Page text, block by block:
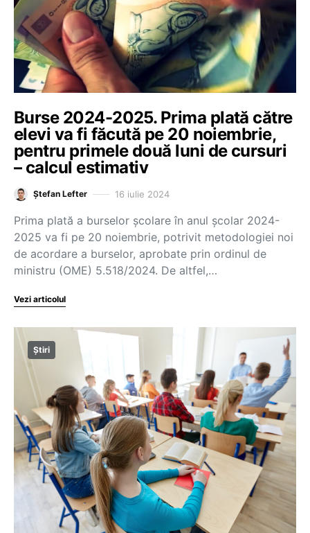
Burse 2024-2025. Prima plată către
elevi va fi făcută pe 20 noiembrie,
pentru primele două luni de cursuri
– calcul estimativ
Ștefan Lefter 16 iulie 2024
Prima plată a burselor școlare în anul școlar 2024-
2025 va fi pe 20 noiembrie, potrivit metodologiei noi
de acordare a burselor, aprobate prin ordinul de
ministru (OME) 5.518/2024. De altfel,…
Vezi articolul
Știri